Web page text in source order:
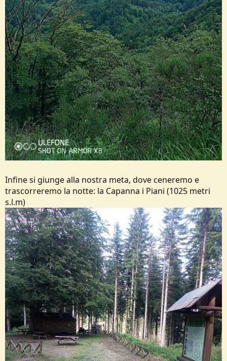
Infine si giunge alla nostra meta, dove ceneremo e
trascorreremo la notte: la Capanna i Piani (1025 metri
s.l.m)